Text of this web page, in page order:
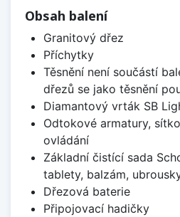
Obsah balení
Granitový dřez
Příchytky
Těsnění není součástí
dřezů se jako těsnění
Diamantový vrták SB
Odtokové armatury,
ovládání
Základní čistící sada
tablety, balzám,
Dřezová baterie
Připojovací hadičky